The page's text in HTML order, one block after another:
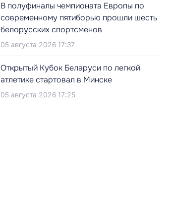
В полуфиналы чемпионата Европы по
современному пятиборью прошли шесть
белорусских спортсменов
05 августа 2026 17:37
Открытый Кубок Беларуси по легкой
атлетике стартовал в Минске
05 августа 2026 17:25